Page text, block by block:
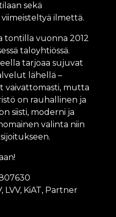
sekä
ilmettä.
tontilla vuonna 2012
taloyhtiössä.
tarjoaa sujuvat
lähellä –
vaivattomasti, mutta
on rauhallinen ja
siisti, moderni ja
valinta niin
LVV, KiAT, Partner